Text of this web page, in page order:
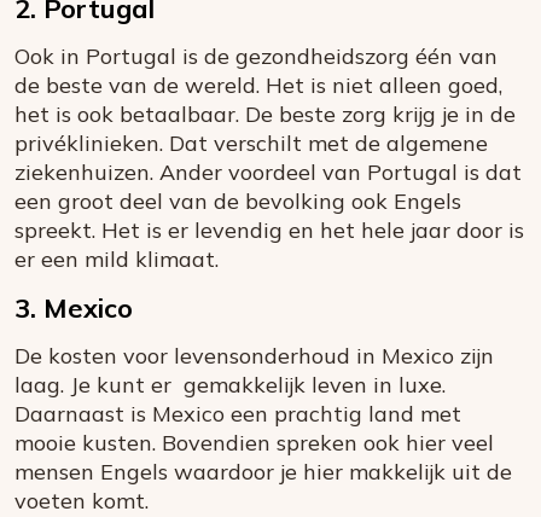
2. Portugal
Ook in Portugal is de gezondheidszorg één van
de beste van de wereld. Het is niet alleen goed,
het is ook betaalbaar. De beste zorg krijg je in de
privéklinieken. Dat verschilt met de algemene
ziekenhuizen. Ander voordeel van Portugal is dat
een groot deel van de bevolking ook Engels
spreekt. Het is er levendig en het hele jaar door is
er een mild klimaat.
3. Mexico
De kosten voor levensonderhoud in Mexico zijn
laag. Je kunt er gemakkelijk leven in luxe.
Daarnaast is Mexico een prachtig land met
mooie kusten. Bovendien spreken ook hier veel
mensen Engels waardoor je hier makkelijk uit de
voeten komt.